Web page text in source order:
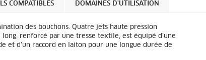
COMPATIBLES DOMAINES D'UTILISATION
des bouchons. Quatre jets haute pression
renforcé par une tresse textile, est équipé d’une
et d’un raccord en laiton pour une longue durée de